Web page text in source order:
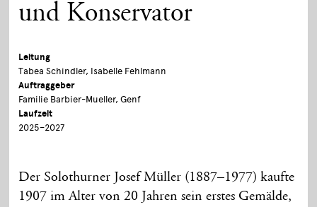
und Konservator
Leitung
Tabea Schindler, Isabelle Fehlmann
Auftraggeber
Familie Barbier-Mueller, Genf
Laufzeit
2025–2027
Der Solothurner Josef Müller (1887–1977) kaufte
1907 im Alter von 20 Jahren sein erstes Gemälde,